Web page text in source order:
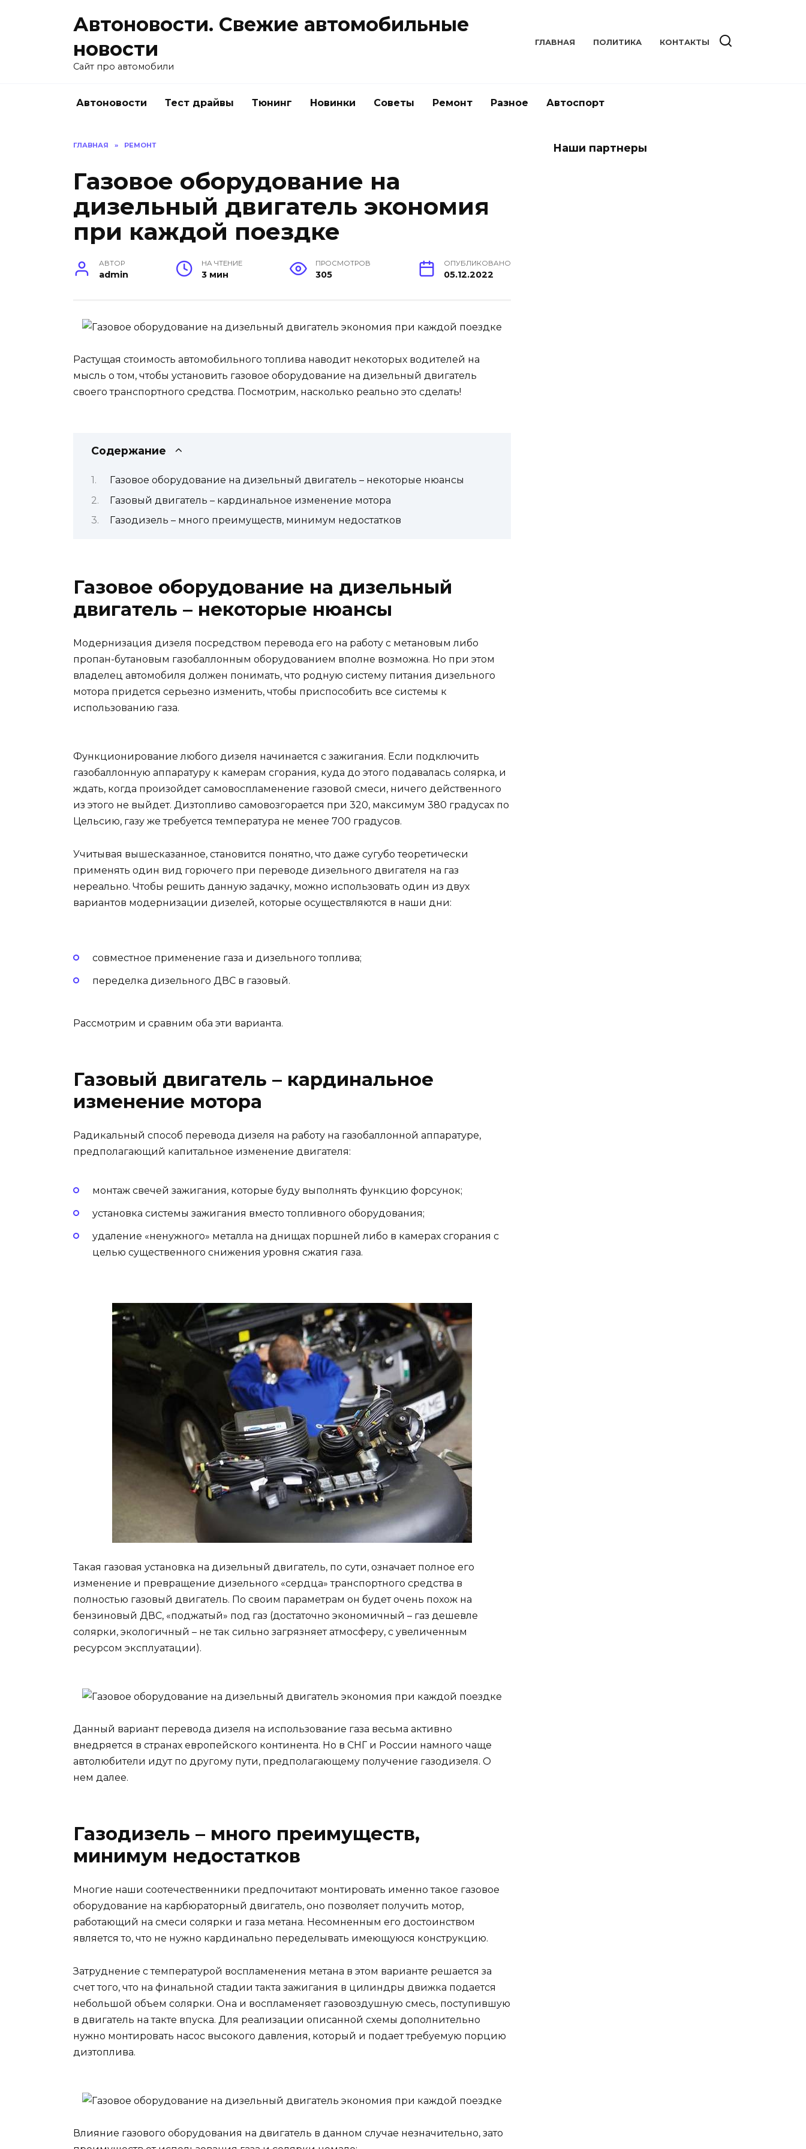
Автоновости. Свежие автомобильные
новости
Сайт про автомобили
ГЛАВНАЯ ПОЛИТИКА КОНТАКТЫ
Автоновости Тест драйвы Тюнинг Новинки Советы Ремонт Разное Автоспорт
ГЛАВНАЯ » РЕМОНТ
Газовое оборудование на
дизельный двигатель экономия
при каждой поездке
АВТОР
admin
НА ЧТЕНИЕ
3 мин
ПРОСМОТРОВ
305
ОПУБЛИКОВАНО
05.12.2022
Растущая стоимость автомобильного топлива наводит некоторых водителей на
мысль о том, чтобы установить газовое оборудование на дизельный двигатель
своего транспортного средства. Посмотрим, насколько реально это сделать!
Содержание
Газовое оборудование на дизельный двигатель – некоторые нюансы
Газовый двигатель – кардинальное изменение мотора
Газодизель – много преимуществ, минимум недостатков
Газовое оборудование на дизельный
двигатель – некоторые нюансы
Модернизация дизеля посредством перевода его на работу с метановым либо
пропан-бутановым газобаллонным оборудованием вполне возможна. Но при этом
владелец автомобиля должен понимать, что родную систему питания дизельного
мотора придется серьезно изменить, чтобы приспособить все системы к
использованию газа.
Функционирование любого дизеля начинается с зажигания. Если подключить
газобаллонную аппаратуру к камерам сгорания, куда до этого подавалась солярка, и
ждать, когда произойдет самовоспламенение газовой смеси, ничего действенного
из этого не выйдет. Дизтопливо самовозгорается при 320, максимум 380 градусах по
Цельсию, газу же требуется температура не менее 700 градусов.
Учитывая вышесказанное, становится понятно, что даже сугубо теоретически
применять один вид горючего при переводе дизельного двигателя на газ
нереально. Чтобы решить данную задачку, можно использовать один из двух
вариантов модернизации дизелей, которые осуществляются в наши дни:
совместное применение газа и дизельного топлива;
переделка дизельного ДВС в газовый.
Рассмотрим и сравним оба эти варианта.
Газовый двигатель – кардинальное
изменение мотора
Радикальный способ перевода дизеля на работу на газобаллонной аппаратуре,
предполагающий капитальное изменение двигателя:
монтаж свечей зажигания, которые буду выполнять функцию форсунок;
установка системы зажигания вместо топливного оборудования;
удаление «ненужного» металла на днищах поршней либо в камерах сгорания с
целью существенного снижения уровня сжатия газа.
Такая газовая установка на дизельный двигатель, по сути, означает полное его
изменение и превращение дизельного «сердца» транспортного средства в
полностью газовый двигатель. По своим параметрам он будет очень похож на
бензиновый ДВС, «поджатый» под газ (достаточно экономичный – газ дешевле
солярки, экологичный – не так сильно загрязняет атмосферу, с увеличенным
ресурсом эксплуатации).
Данный вариант перевода дизеля на использование газа весьма активно
внедряется в странах европейского континента. Но в СНГ и России намного чаще
автолюбители идут по другому пути, предполагающему получение газодизеля. О
нем далее.
Газодизель – много преимуществ,
минимум недостатков
Многие наши соотечественники предпочитают монтировать именно такое газовое
оборудование на карбюраторный двигатель, оно позволяет получить мотор,
работающий на смеси солярки и газа метана. Несомненным его достоинством
является то, что не нужно кардинально переделывать имеющуюся конструкцию.
Затруднение с температурой воспламенения метана в этом варианте решается за
счет того, что на финальной стадии такта зажигания в цилиндры движка подается
небольшой объем солярки. Она и воспламеняет газовоздушную смесь, поступившую
в двигатель на такте впуска. Для реализации описанной схемы дополнительно
нужно монтировать насос высокого давления, который и подает требуемую порцию
дизтоплива.
Влияние газового оборудования на двигатель в данном случае незначительно, зато
Наши партнеры